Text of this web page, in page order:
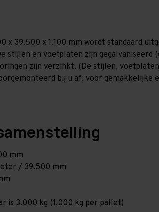
x 39.500 x 1.100 mm wordt standaard
stijlen en voetplaten zijn gegalvaniseerd
zijn verzinkt. (De stijlen,
bij u af, voor gemakkelijke
mm
/ 39.500 mm
is 3.000 kg (1.000 kg per pallet)